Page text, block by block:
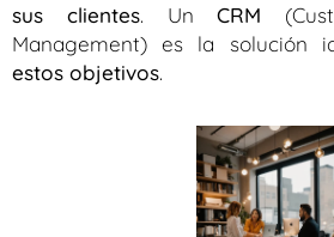
sus clientes. UnCRM
Management) es la solución
estos objetivos.